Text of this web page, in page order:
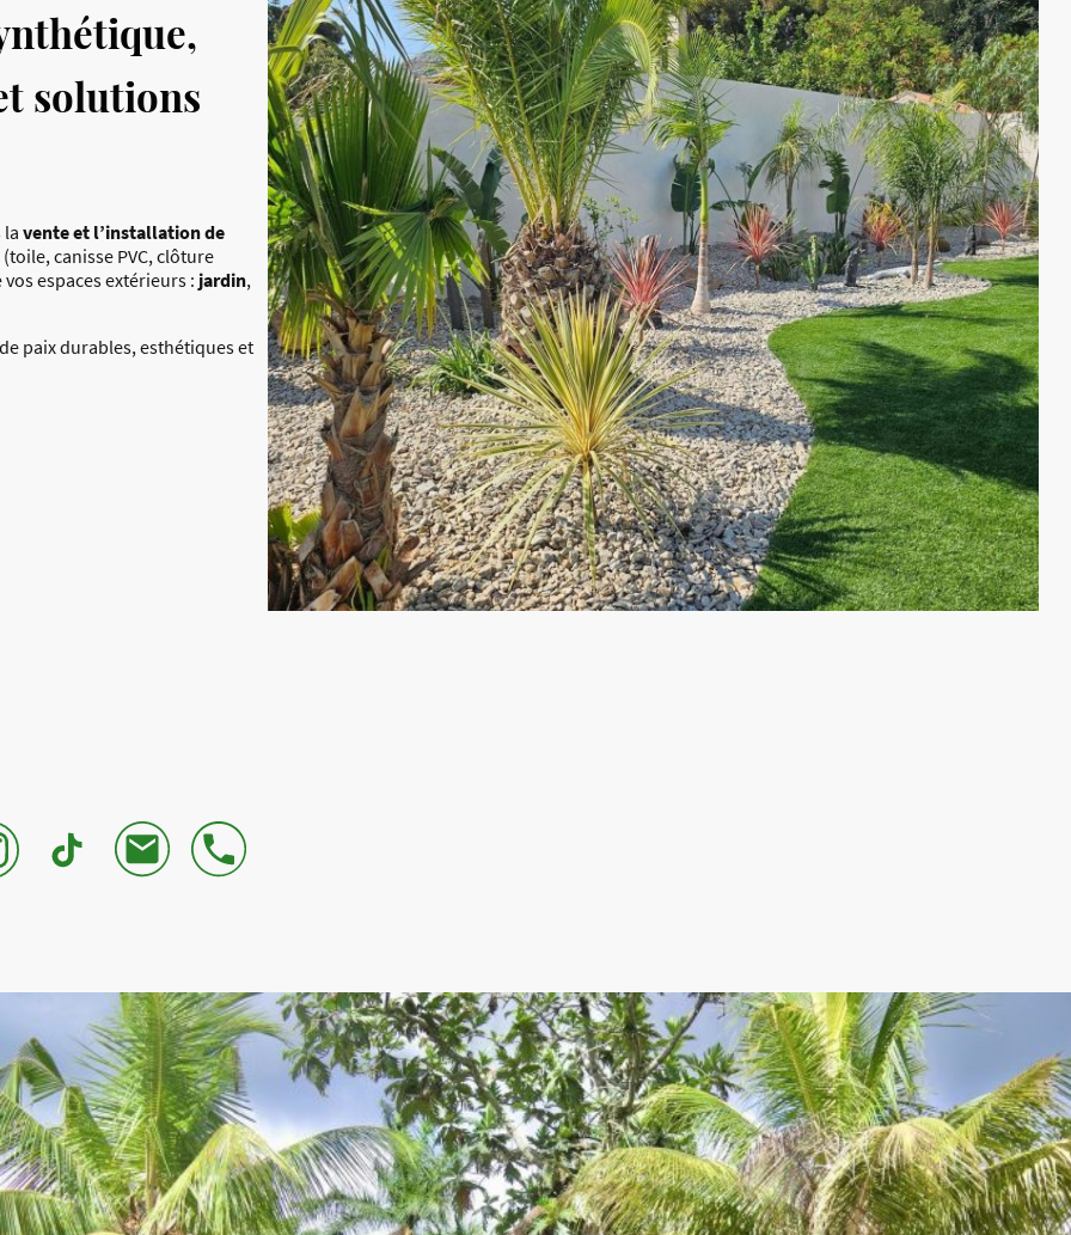
solutions
la vente et l’installation de
(toile, canisse PVC, clôture
espaces extérieurs : jardin,
paix durables, esthétiques et